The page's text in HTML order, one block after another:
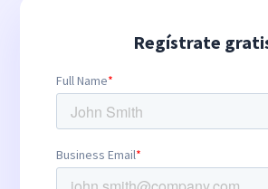
Regístrate